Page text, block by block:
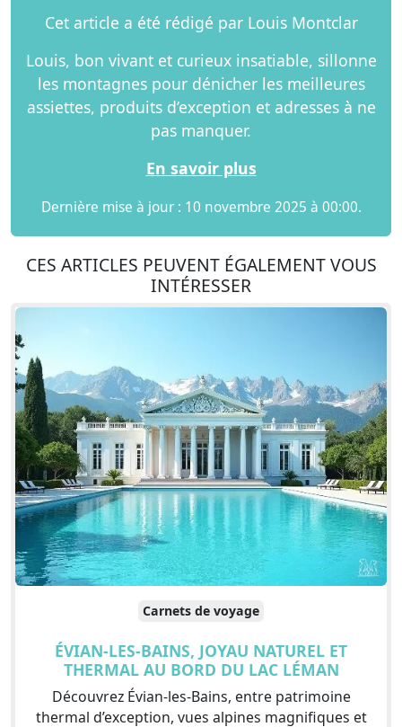
Cet article a été rédigé par Louis Montclar
Louis, bon vivant et curieux insatiable, sillonne
les montagnes pour dénicher les meilleures
assiettes, produits d’exception et adresses à ne
pas manquer.
En savoir plus
Dernière mise à jour : 10 novembre 2025 à 00:00.
CES ARTICLES PEUVENT ÉGALEMENT VOUS
INTÉRESSER
Carnets de voyage
ÉVIAN-LES-BAINS, JOYAU NATUREL ET
THERMAL AU BORD DU LAC LÉMAN
Découvrez Évian-les-Bains, entre patrimoine
thermal d’exception, vues alpines magnifiques et